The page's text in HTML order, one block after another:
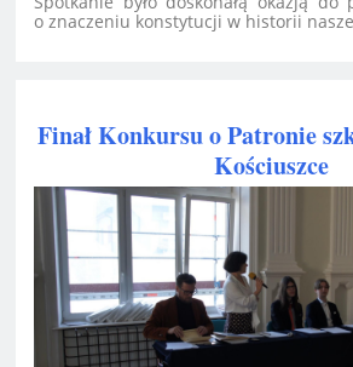
o znaczeniu konstytucji w historii
Finał Konkursu o Patronie
Kościuszce